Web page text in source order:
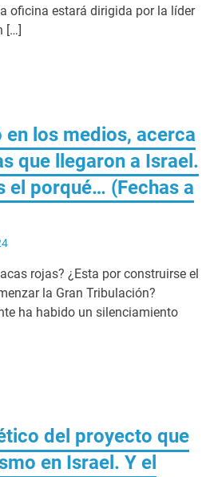
oficina estará dirigida por la líder
[…]
en los medios, acerca
que llegaron a Israel.
el porqué… (Fechas a
rojas? ¿Esta por construirse el
la Gran Tribulación?
ha habido un silenciamiento
del proyecto que
en Israel. Y el